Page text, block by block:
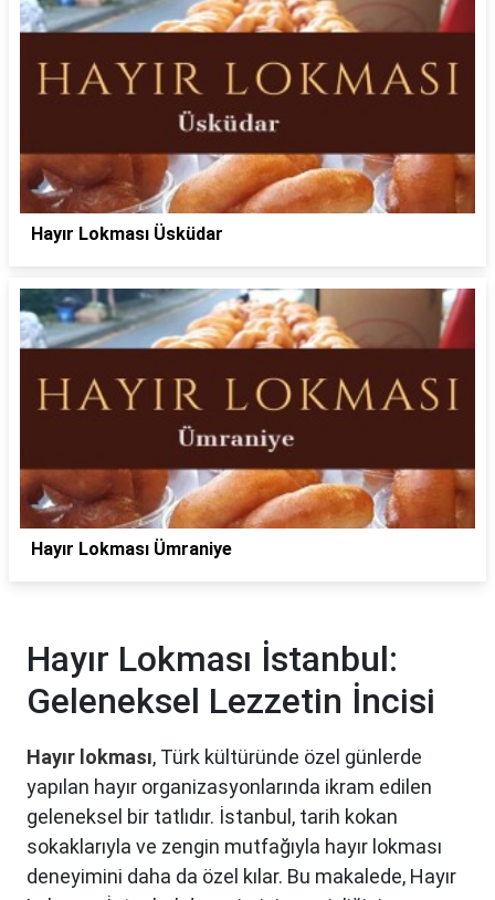
Hayır Lokması Üsküdar
Hayır Lokması Ümraniye
Hayır Lokması İstanbul:
Geleneksel Lezzetin İncisi
Hayır lokması, Türk kültüründe özel günlerde
yapılan hayır organizasyonlarında ikram edilen
geleneksel bir tatlıdır. İstanbul, tarih kokan
sokaklarıyla ve zengin mutfağıyla hayır lokması
deneyimini daha da özel kılar. Bu makalede, Hayır